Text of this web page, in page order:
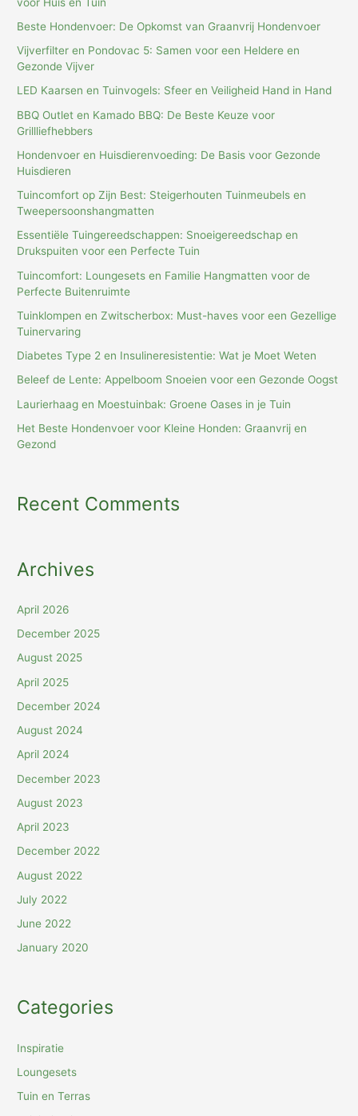
Beste Hondenvoer: De Opkomst van Graanvrij Hondenvoer
Vijverfilter en Pondovac 5: Samen voor een Heldere en
Gezonde Vijver
LED Kaarsen en Tuinvogels: Sfeer en Veiligheid Hand in Hand
BBQ Outlet en Kamado BBQ: De Beste Keuze voor
Grillliefhebbers
Hondenvoer en Huisdierenvoeding: De Basis voor Gezonde
Huisdieren
Tuincomfort op Zijn Best: Steigerhouten Tuinmeubels en
Tweepersoonshangmatten
Essentiële Tuingereedschappen: Snoeigereedschap en
Drukspuiten voor een Perfecte Tuin
Tuincomfort: Loungesets en Familie Hangmatten voor de
Perfecte Buitenruimte
Tuinklompen en Zwitscherbox: Must-haves voor een Gezellige
Tuinervaring
Diabetes Type 2 en Insulineresistentie: Wat je Moet Weten
Beleef de Lente: Appelboom Snoeien voor een Gezonde Oogst
Laurierhaag en Moestuinbak: Groene Oases in je Tuin
Het Beste Hondenvoer voor Kleine Honden: Graanvrij en
Gezond
Recent Comments
Archives
April 2026
December 2025
August 2025
April 2025
December 2024
August 2024
April 2024
December 2023
August 2023
April 2023
December 2022
August 2022
July 2022
June 2022
January 2020
Categories
Inspiratie
Loungesets
Tuin en Terras